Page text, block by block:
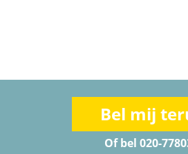
Bel mij
Of bel 020-